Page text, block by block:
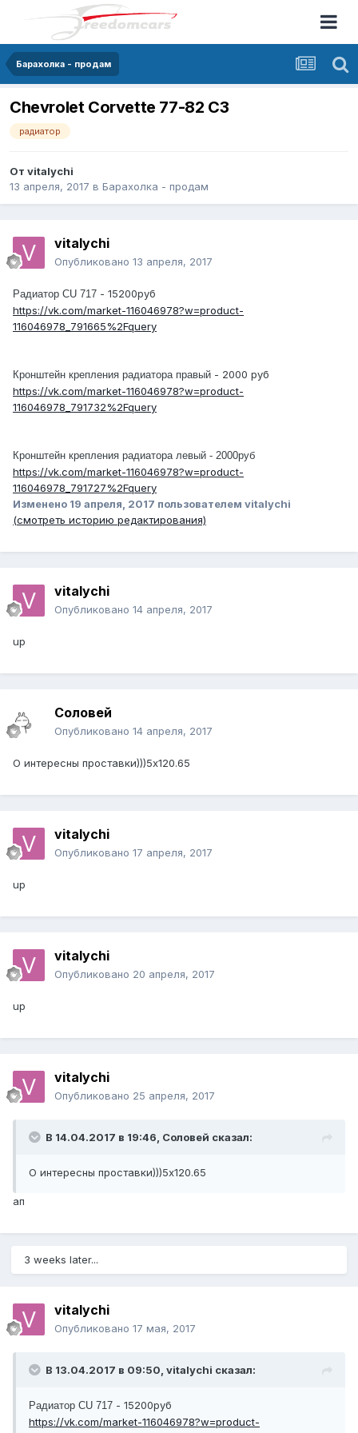
Барахолка - продам
Chevrolet Corvette 77-82 С3
радиатор
От vitalychi
13 апреля, 2017 в Барахолка - продам
vitalychi
Опубликовано 13 апреля, 2017
Радиатор CU 717 - 15200руб
https://vk.com/market-116046978?w=product-
116046978_791665%2Fquery
Кронштейн крепления радиатора правый - 2000 руб
https://vk.com/market-116046978?w=product-
116046978_791732%2Fquery
Кронштейн крепления радиатора левый - 2000руб
https://vk.com/market-116046978?w=product-
116046978_791727%2Fquery
Изменено 19 апреля, 2017 пользователем vitalychi
(смотреть историю редактирования)
vitalychi
Опубликовано 14 апреля, 2017
up
Соловей
Опубликовано 14 апреля, 2017
О интересны проставки)))5х120.65
vitalychi
Опубликовано 17 апреля, 2017
up
vitalychi
Опубликовано 20 апреля, 2017
up
vitalychi
Опубликовано 25 апреля, 2017
В 14.04.2017 в 19:46, Соловей сказал:
О интересны проставки)))5х120.65
ап
3 weeks later...
vitalychi
Опубликовано 17 мая, 2017
В 13.04.2017 в 09:50, vitalychi сказал:
Радиатор CU 717 - 15200руб
https://vk.com/market-116046978?w=product-